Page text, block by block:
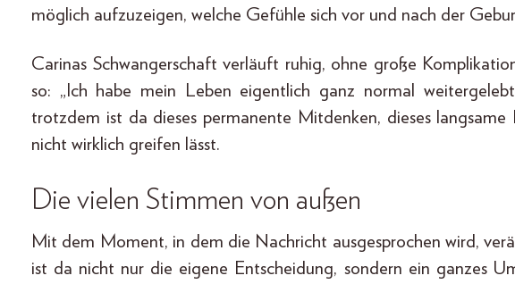
möglich aufzuzeigen, welche Gefühle sich vor und nach der
Carinas Schwangerschaft verläuft ruhig, ohne große
so: „Ich habe mein Leben eigentlich ganz normal
trotzdem ist da dieses permanente Mitdenken, dieses langsame
nicht wirklich greifen lässt.
Die vielen Stimmen von außen
Mit dem Moment, in dem die Nachricht ausgesprochen wird,
ist da nicht nur die eigene Entscheidung, sondern ein ganzes